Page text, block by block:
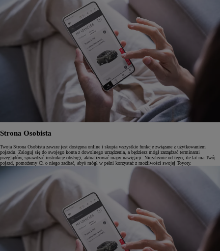
Strona Osobista
Twoja Strona Osobista zawsze jest dostępna online i skupia wszystkie funkcje związane z użytkowaniem
pojazdu. Zaloguj się do swojego konta z dowolnego urządzenia, a będziesz mógł zarządzać terminami
przeglądów, sprawdzać instrukcje obsługi, aktualizować mapy nawigacji. Niezależnie od tego, ile lat ma Twój
pojazd, pomożemy Ci o niego zadbać, abyś mógł w pełni korzystać z możliwości swojej Toyoty.